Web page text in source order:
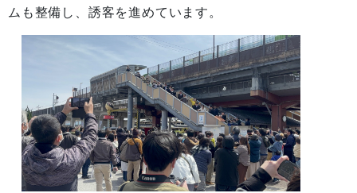
ムも整備し、誘客を進めています。